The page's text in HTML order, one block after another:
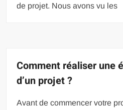
de projet. Nous avons vu les
Comment réaliser une
d’un projet ?
Avant de commencer votre